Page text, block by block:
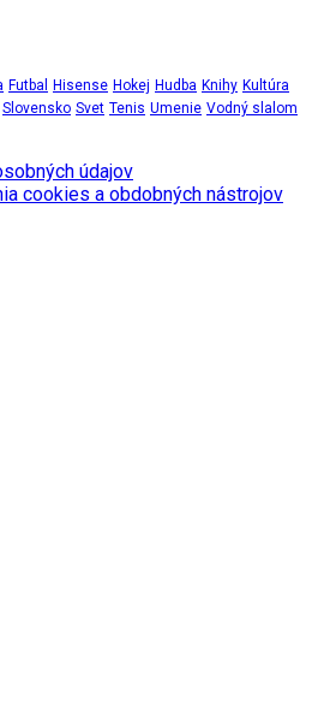
Futbal Hisense Hokej Hudba Knihy Kultúra
Slovensko Svet Tenis Umenie Vodný slalom
údajov
cookies a obdobných nástrojov